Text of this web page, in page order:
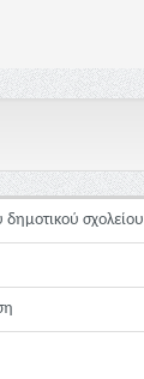
δημοτικού σχολείου